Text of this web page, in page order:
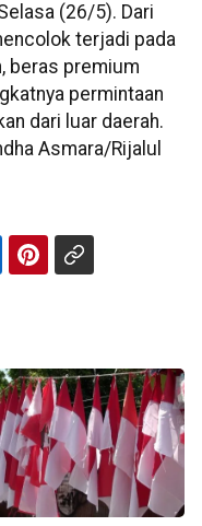
(26/5). Dari
terjadi pada
beras premium
permintaan
dari luar daerah.
Asmara/Rijalul